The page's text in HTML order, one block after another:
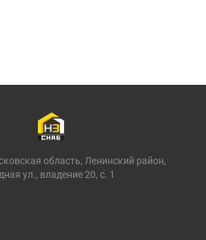
область, Ленинский район,
ул., владение 20, с. 1